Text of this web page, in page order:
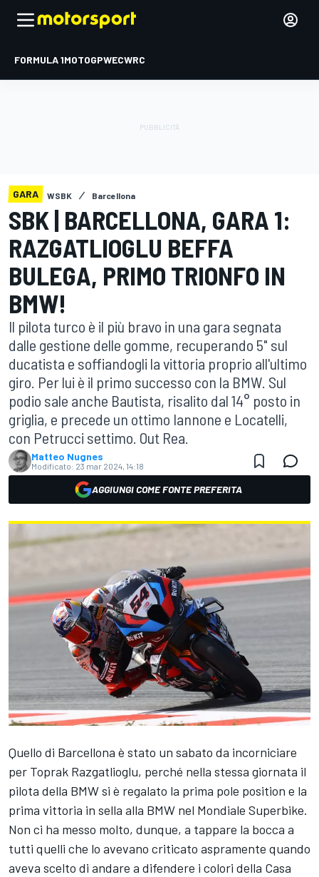
FORMULA 1MOTOGPWECWRC
GARA WSBK Barcellona
SBK | BARCELLONA, GARA 1:
RAZGATLIOGLU BEFFA
BULEGA, PRIMO TRIONFO IN
BMW!
Il pilota turco è il più bravo in una gara segnata
dalle gestione delle gomme, recuperando 5" sul
ducatista e soffiandogli la vittoria proprio all'ultimo
giro. Per lui è il primo successo con la BMW. Sul
podio sale anche Bautista, risalito dal 14° posto in
griglia, e precede un ottimo Iannone e Locatelli,
con Petrucci settimo. Out Rea.
Matteo Nugnes
Modificato: 23 mar 2024, 14:18
AGGIUNGI COME FONTE PREFERITA
Quello di Barcellona è stato un sabato da incorniciare
per Toprak Razgatlioglu, perché nella stessa giornata il
pilota della BMW si è regalato la prima pole position e la
prima vittoria in sella alla BMW nel Mondiale Superbike.
Non ci ha messo molto, dunque, a tappare la bocca a
tutti quelli che lo avevano criticato aspramente quando
aveva scelto di andare a difendere i colori della Casa